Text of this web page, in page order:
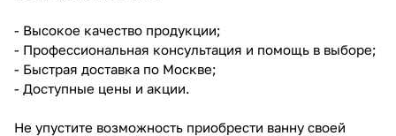
- Высокое качество продукции;
- Профессиональная консультация и помощь в выборе;
- Быстрая доставка по Москве;
- Доступные цены и акции.
Не упустите возможность приобрести ванну своей